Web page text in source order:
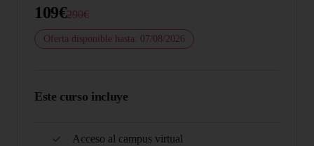
109€290€
Oferta disponible hasta: 07/08/2026
Este curso incluye
Acceso al campus virtual